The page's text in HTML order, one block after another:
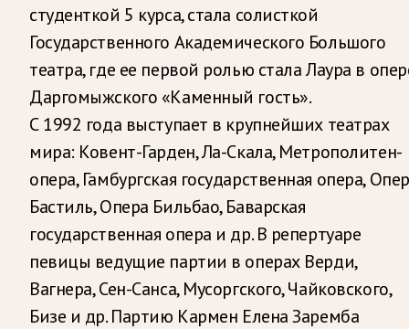
студенткой 5 курса, стала солисткой
Государственного Академического Большого
театра, где ее первой ролью стала Лаура в
Даргомыжского «Каменный гость».
С 1992 года выступает в крупнейших театрах
мира: Ковент-Гарден, Ла-Скала, Метрополитен-
опера, Гамбургская государственная опера,
Бастиль, Опера Бильбао, Баварская
государственная опера и др. В репертуаре
певицы ведущие партии в операх Верди,
Вагнера, Сен-Санса, Мусоргского, Чайковского,
Бизе и др. Партию Кармен Елена Заремба